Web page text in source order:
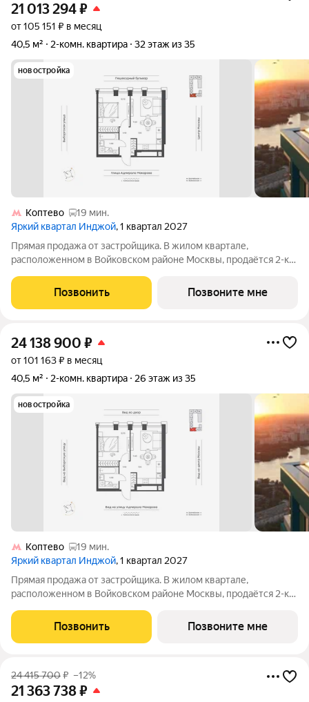
21 013 294₽
от 105 151 ₽ в месяц
40,5 м²
2-комн. квартира 32 этаж из 35
новостройка
Коптево
19 мин.
Яркий квартал Инджой, 1 квартал 2027
Прямая продажа от застройщика. В жилом квартале,
расположенном в Войковском районе Москвы, продаётся 2-к
расположена на 32 этаже 35-этажного дома, корпус 1, в жилом
квартале бизнес-класса Инджой.
Позвонить Позвоните мне
24 138 900 ₽
от 101 163 ₽ в месяц
40,5 м²
2-комн. квартира 26 этаж из 35
новостройка
Коптево
19 мин.
Яркий квартал Инджой, 1 квартал 2027
Прямая продажа от застройщика. В жилом квартале,
расположенном в Войковском районе Москвы, продаётся 2-к
расположена на 26 этаже 35-этажного дома, корпус 1, в жилом
квартале бизнес-класса Инджой.
Позвонить Позвоните мне
24 415 700₽ –12%
21 363 738₽